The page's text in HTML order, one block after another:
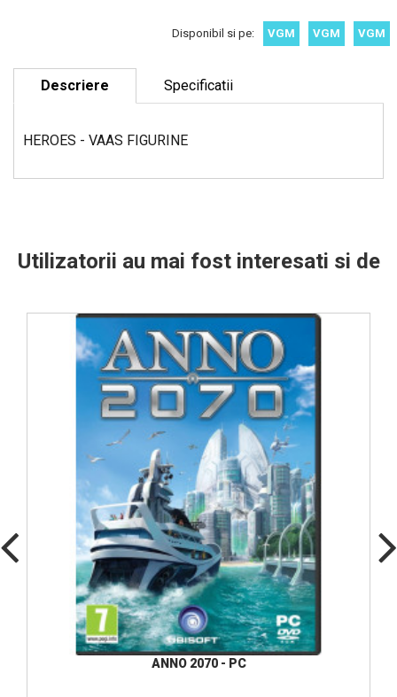
Disponibil si pe: VGM VGM VGM
Descriere Specificatii
HEROES - VAAS FIGURINE
Utilizatorii au mai fost interesati si de
ANNO 2070 - PC